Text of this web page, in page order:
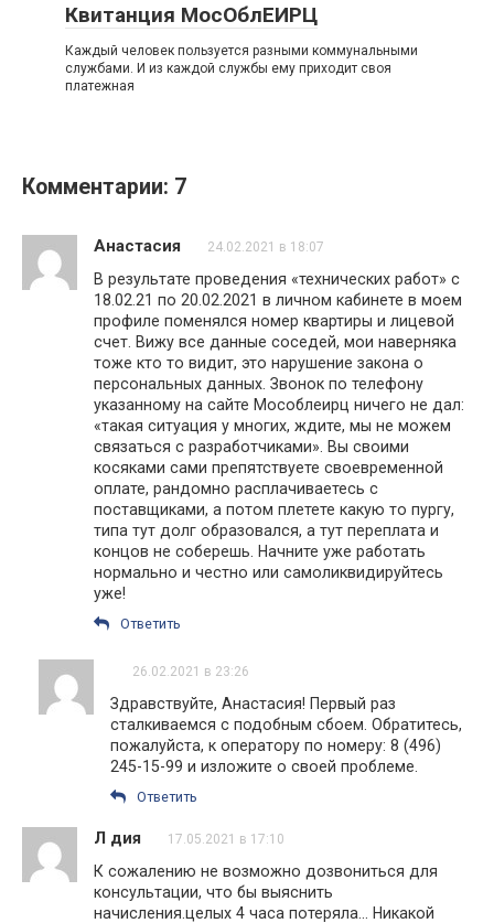
Квитанция МосОблЕИРЦ
Каждый человек пользуется разными коммунальными
службами. И из каждой службы ему приходит своя
платежная
Комментарии: 7
Анастасия 24.02.2021 в 18:07
В результате проведения «технических работ» с
18.02.21 по 20.02.2021 в личном кабинете в моем
профиле поменялся номер квартиры и лицевой
счет. Вижу все данные соседей, мои наверняка
тоже кто то видит, это нарушение закона о
персональных данных. Звонок по телефону
указанному на сайте Мособлеирц ничего не дал:
«такая ситуация у многих, ждите, мы не можем
связаться с разработчиками». Вы своими
косяками сами препятствуете своевременной
оплате, рандомно расплачиваетесь с
поставщиками, а потом плетете какую то пургу,
типа тут долг образовался, а тут переплата и
концов не соберешь. Начните уже работать
нормально и честно или самоликвидируйтесь
уже!
Ответить
26.02.2021 в 23:26
Здравствуйте, Анастасия! Первый раз
сталкиваемся с подобным сбоем. Обратитесь,
пожалуйста, к оператору по номеру: 8 (496)
245-15-99 и изложите о своей проблеме.
Ответить
Л дия 17.05.2021 в 17:10
К сожалению не возможно дозвониться для
консультации, что бы выяснить
начисления.целых 4 часа потеряла… Никакой